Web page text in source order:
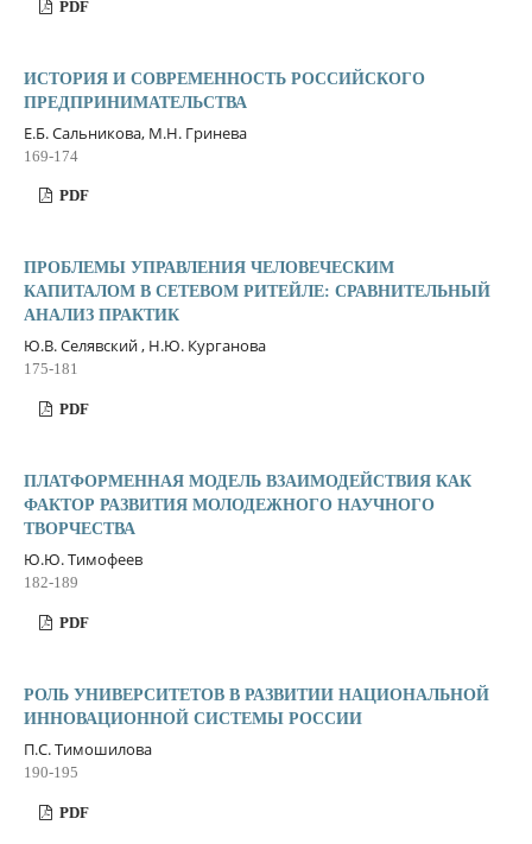
PDF
ИСТОРИЯ И СОВРЕМЕННОСТЬ РОССИЙСКОГО
ПРЕДПРИНИМАТЕЛЬСТВА
Е.Б. Сальникова, М.Н. Гринева
169-174
PDF
ПРОБЛЕМЫ УПРАВЛЕНИЯ ЧЕЛОВЕЧЕСКИМ
КАПИТАЛОМ В СЕТЕВОМ РИТЕЙЛЕ: СРАВНИТЕЛЬНЫЙ
АНАЛИЗ ПРАКТИК
Ю.В. Селявский , Н.Ю. Курганова
175-181
PDF
ПЛАТФОРМЕННАЯ МОДЕЛЬ ВЗАИМОДЕЙСТВИЯ КАК
ФАКТОР РАЗВИТИЯ МОЛОДЕЖНОГО НАУЧНОГО
ТВОРЧЕСТВА
Ю.Ю. Тимофеев
182-189
PDF
РОЛЬ УНИВЕРСИТЕТОВ В РАЗВИТИИ НАЦИОНАЛЬНОЙ
ИННОВАЦИОННОЙ СИСТЕМЫ РОССИИ
П.С. Тимошилова
190-195
PDF